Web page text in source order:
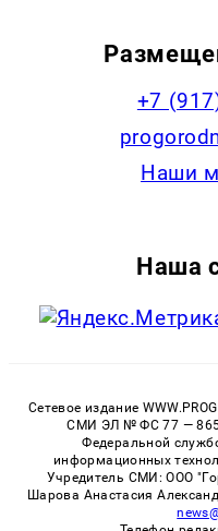
+7
Наши
Наша
Сетевое издание
СМИ ЭЛ № ФС 77 —
Федеральной
информационных
Учредитель СМИ: ООО
Шарова Анастасия